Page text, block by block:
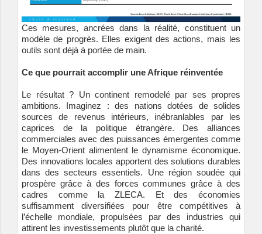
Ces mesures, ancrées dans la réalité, constituent un
modèle de progrès. Elles exigent des actions, mais les
outils sont déjà à portée de main.
Ce que pourrait accomplir une Afrique réinventée
Le résultat ? Un continent remodelé par ses propres
ambitions. Imaginez : des nations dotées de solides
sources de revenus intérieurs, inébranlables par les
caprices de la politique étrangère. Des alliances
commerciales avec des puissances émergentes comme
le Moyen-Orient alimentent le dynamisme économique.
Des innovations locales apportent des solutions durables
dans des secteurs essentiels. Une région soudée qui
prospère grâce à des forces communes grâce à des
cadres comme la ZLECA. Et des économies
suffisamment diversifiées pour être compétitives à
l’échelle mondiale, propulsées par des industries qui
attirent les investissements plutôt que la charité.